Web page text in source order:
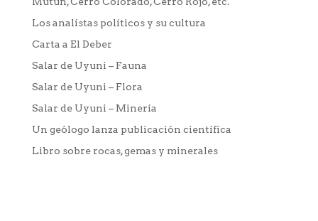
Los analístas políticos y su cultura
Carta a El Deber
Salar de Uyuni – Fauna
Salar de Uyuni – Flora
Salar de Uyuni – Minería
Un geólogo lanza publicación científica
Libro sobre rocas, gemas y minerales